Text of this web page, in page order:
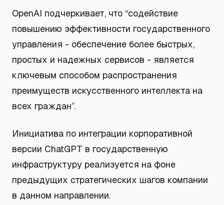
OpenAI подчеркивает, что “содействие
повышению эффективности государственного
управления - обеспечение более быстрых,
простых и надежных сервисов - является
ключевым способом распространения
преимуществ искусственного интеллекта на
всех граждан”.
Инициатива по интеграции корпоративной
версии ChatGPT в государственную
инфраструктуру реализуется на фоне
предыдущих стратегических шагов компании
в данном направлении.